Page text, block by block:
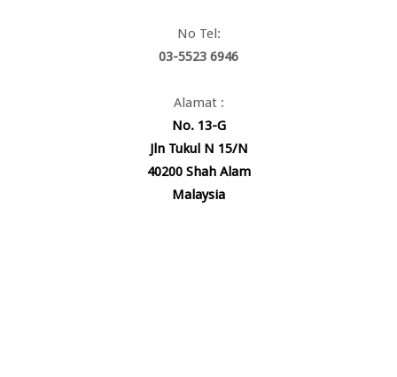
No Tel:
03-5523 6946
Alamat :
No. 13-G
Jln Tukul N 15/N
40200 Shah Alam
Malaysia